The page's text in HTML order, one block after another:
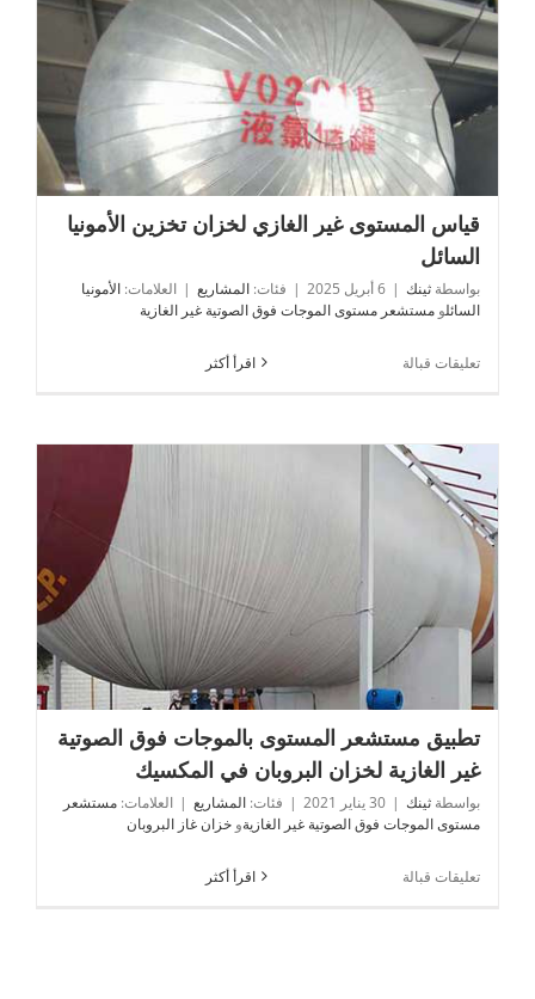
قياس المستوى غير الغازي لخزان تخزين الأمونيا السائل
قياس المستوى غير الغازي لخزان تخزين الأمونيا
السائل
بواسطة ثينك | 6 أبريل 2025 | فئات: المشاريع | العلامات: الأمونيا
السائلو مستشعر مستوى الموجات فوق الصوتية غير الغازية
اقرأ أكثر تعليقات قبالة
الغازي
تطبيق مستشعر المستوى بالموجات فوق الصوتية غير الغازية
لخزان البروبان في المكسيك
تطبيق مستشعر المستوى بالموجات فوق الصوتية
غير الغازية لخزان البروبان في المكسيك
بواسطة ثينك | 30 يناير 2021 | فئات: المشاريع | العلامات: مستشعر
مستوى الموجات فوق الصوتية غير الغازيةو خزان غاز البروبان
اقرأ أكثر تعليقات قبالة